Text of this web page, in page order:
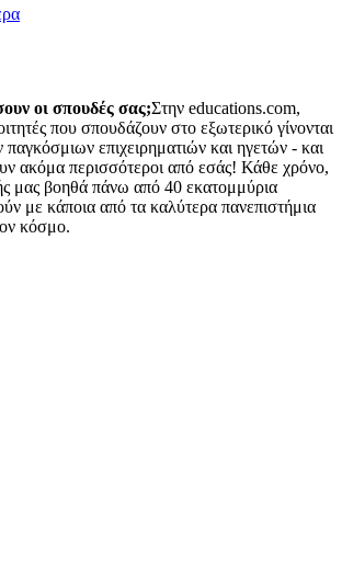
οι σπουδές σας;Στην educations.com,
που σπουδάζουν στο εξωτερικό γίνονται
επιχειρηματιών και ηγετών - και
ακόμα περισσότεροι από εσάς! Κάθε χρόνο,
μας βοηθά πάνω από 40 εκατομμύρια
με κάποια από τα καλύτερα πανεπιστήμια
κόσμο.